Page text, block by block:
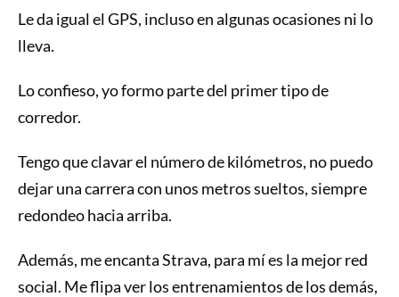
Le da igual el GPS, incluso en algunas ocasiones ni lo
lleva.
Lo confieso, yo formo parte del primer tipo de
corredor.
Tengo que clavar el número de kilómetros, no puedo
dejar una carrera con unos metros sueltos, siempre
redondeo hacia arriba.
Además, me encanta Strava, para mí es la mejor red
social. Me flipa ver los entrenamientos de los demás,